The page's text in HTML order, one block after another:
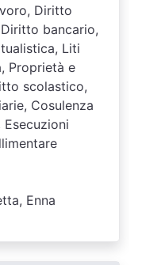
Diritto
bancario,
Liti
Proprietà e
scolastico,
Cosulenza
Enna